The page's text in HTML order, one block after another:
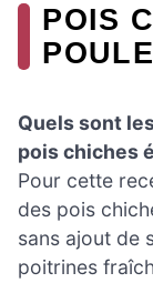
POIS
Quels sont
pois chiches
Pour cette
des pois
sans ajout de
poitrines